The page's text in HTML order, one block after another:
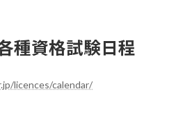
種資格試験日程
licences/calendar/